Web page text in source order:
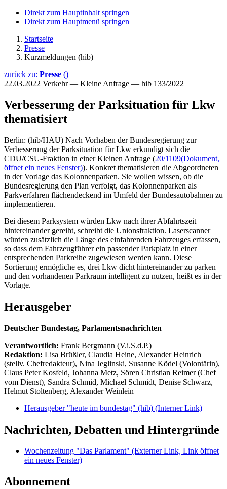
Direkt zum Hauptinhalt springen
Direkt zum Hauptmenü springen
Startseite
Presse
Kurzmeldungen (hib)
zurück zu: Presse ()
22.03.2022 Verkehr — Kleine Anfrage — hib 133/2022
Verbesserung der Parksituation für Lkw
thematisiert
Berlin: (hib/HAU) Nach Vorhaben der Bundesregierung zur
Verbesserung der Parksituation für Lkw erkundigt sich die
CDU/CSU-Fraktion in einer Kleinen Anfrage (20/1109(Dokument,
öffnet ein neues Fenster)). Konkret thematisieren die Abgeordneten
in der Vorlage das Kolonnenparken. Sie wollen wissen, ob die
Bundesregierung den Plan verfolgt, das Kolonnenparken als
Parkverfahren flächendeckend im Umfeld der Bundesautobahnen zu
implementieren.
Bei diesem Parksystem würden Lkw nach ihrer Abfahrtszeit
hintereinander gereiht, schreibt die Unionsfraktion. Laserscanner
würden zusätzlich die Länge des einfahrenden Fahrzeuges erfassen,
so dass dem Fahrzeugführer ein passender Parkplatz in einer
entsprechenden Parkreihe zugewiesen werden kann. Diese
Sortierung ermögliche es, drei Lkw dicht hintereinander zu parken
und den vorhandenen Parkraum intelligent zu nutzen, heißt es in der
Vorlage.
Herausgeber
Deutscher Bundestag, Parlamentsnachrichten
Verantwortlich: Frank Bergmann (V.i.S.d.P.)
Redaktion: Lisa Brüßler, Claudia Heine, Alexander Heinrich
(stellv. Chefredakteur), Nina Jeglinski, Susanne Ködel (Volontärin),
Claus Peter Kosfeld, Johanna Metz, Sören Christian Reimer (Chef
vom Dienst), Sandra Schmid, Michael Schmidt, Denise Schwarz,
Helmut Stoltenberg, Alexander Weinlein
Herausgeber "heute im bundestag" (hib) (Interner Link)
Nachrichten, Debatten und Hintergründe
Wochenzeitung "Das Parlament" (Externer Link, Link öffnet
ein neues Fenster)
Abonnement